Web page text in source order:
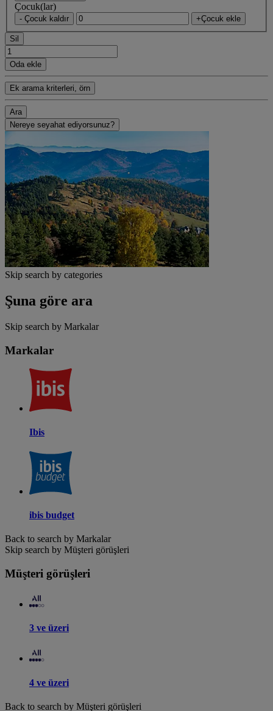
Çocuk(lar)
- Çocuk kaldır +Çocuk ekle
Sil
Oda ekle
Ek arama kriterleri, örn
Ara
Nereye seyahat ediyorsunuz?
Skip search by categories
Şuna göre ara
Skip search by Markalar
Markalar
Ibis
ibis budget
Back to search by Markalar
Skip search by Müşteri görüşleri
Müşteri görüşleri
3 ve üzeri
4 ve üzeri
Back to search by Müşteri görüşleri